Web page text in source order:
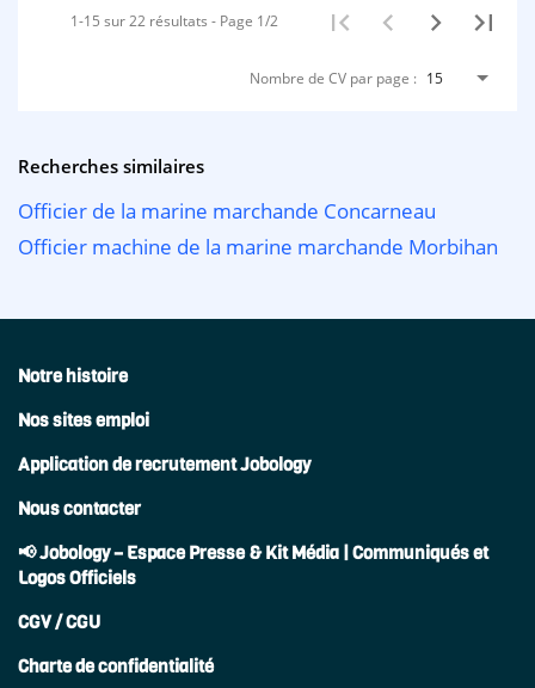
Nombre de CV par page : 15
1-15 sur 22 résultats - Page 1/2
Recherches similaires
Officier de la marine marchande Concarneau
Officier machine de la marine marchande Morbihan
Notre histoire
Nos sites emploi
Application de recrutement Jobology
Nous contacter
📢 Jobology – Espace Presse & Kit Média | Communiqués et
Logos Officiels
CGV / CGU
Charte de confidentialité